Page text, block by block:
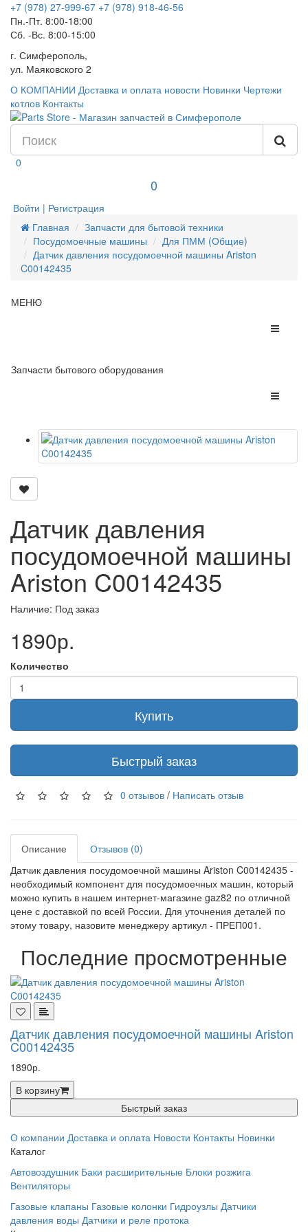
+7 (978) 27-999-67 +7 (978) 918-46-56
Пн.-Пт. 8:00-18:00
Сб. -Вс. 8:00-15:00
г. Симферополь,
ул. Маяковского 2
О КОМПАНИИ Доставка и оплата новости Новинки Чертежи
котлов Контакты
0
0
Войти | Регистрация
Главная
Запчасти для бытовой техники
Посудомоечные машины
Для ПММ (Общие)
Датчик давления посудомоечной машины Ariston
C00142435
МЕНЮ
Запчасти бытового оборудования
Датчик давления
посудомоечной машины
Ariston C00142435
Наличие: Под заказ
1890р.
Количество
Купить
Быстрый заказ
0 отзывов / Написать отзыв
Описание
Отзывов (0)
Датчик давления посудомоечной машины Ariston C00142435 -
необходимый компонент для посудомоечных машин, который
можно купить в нашем интернет-магазине gaz82 по отличной
цене с доставкой по всей России. Для уточнения деталей по
этому товару, назовите менеджеру артикул - ПРЕП001.
Последние просмотренные
Датчик давления посудомоечной машины Ariston
C00142435
1890р.
В корзину
Быстрый заказ
О компании Доставка и оплата Новости Контакты Новинки
Каталог
Автовоздушник Баки расширительные Блоки розжига
Вентиляторы
Газовые клапаны Газовые колонки Гидроузлы Датчики
давления воды Датчики и реле протока